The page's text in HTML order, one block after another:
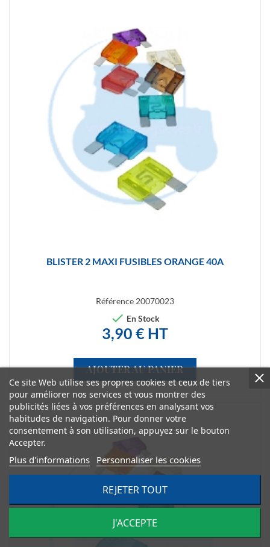
BLISTER 2 MAXI FUSIBLES ORANGE 40A
Référence 20070023
 En Stock
3,90 € HT
AJOUTER AU PANIER
Ce site Web utilise ses propres cookies et ceux de tiers
pour améliorer nos services et vous montrer des
publicités liées à vos préférences en analysant vos
habitudes de navigation. Pour donner votre
consentement à son utilisation, appuyez sur le bouton
Accepter.
Plus d'informations Personnaliser les cookies
REJETER TOUT
J'ACCEPTE